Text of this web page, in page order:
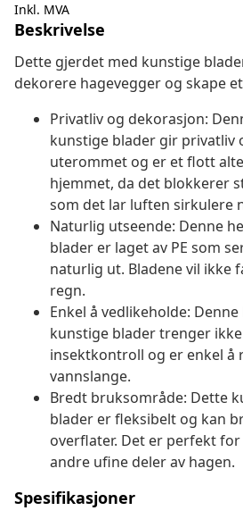
Inkl. MVA
Beskrivelse
Dette gjerdet med kunstige
dekorere hagevegger og skape
Privatliv og dekorasjon:
kunstige blader gir privatliv
uterommet og er et flott
hjemmet, da det blokkerer
som det lar luften sirkulere
Naturlig utseende: Denne
blader er laget av PE som
naturlig ut. Bladene vil ikke
regn.
Enkel å vedlikeholde:
kunstige blader trenger
insektkontroll og er enkel å
vannslange.
Bredt bruksområde: Dette
blader er fleksibelt og kan
overflater. Det er perfekt
andre ufine deler av hagen.
Spesifikasjoner